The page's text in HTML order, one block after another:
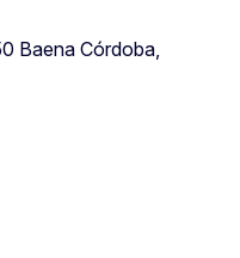
Baena Córdoba,